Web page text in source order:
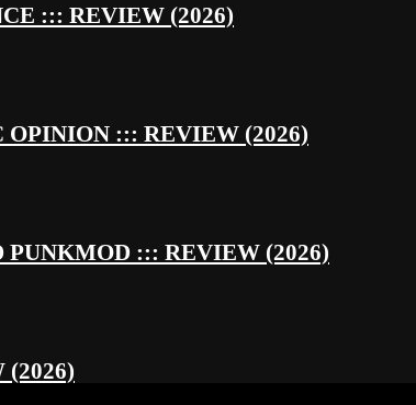
::: REVIEW (2026)
OPINION ::: REVIEW (2026)
PUNKMOD ::: REVIEW (2026)
(2026)